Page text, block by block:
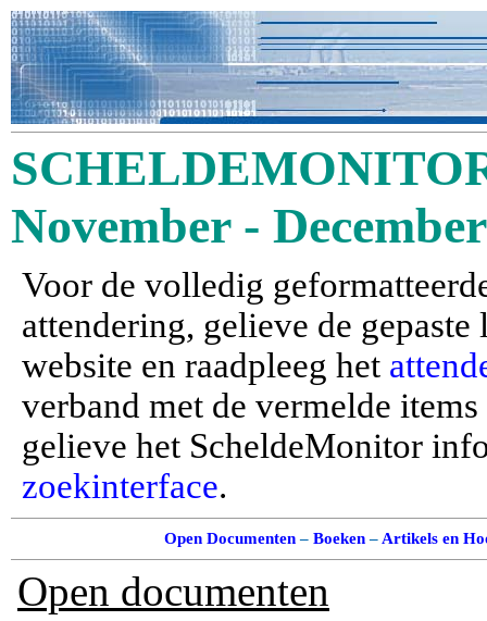
November -
Voor de volledig
attendering, gelieve de
website en raadpleeg het
verband met de vermelde
gelieve het ScheldeMonitor
zoekinterface.
Open Documenten– Boeken– Artikels en
Open documenten